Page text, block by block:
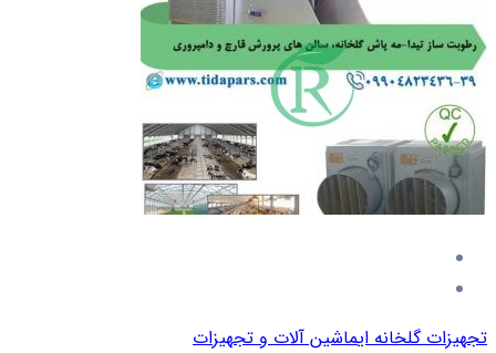
تجهیزات گلخانه ایماشین آلات و تجهیزات